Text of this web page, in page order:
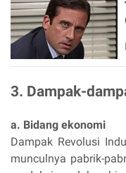
3. Dampak-
a. Bidang ekonomi
Dampak Revolusi
munculnya pabrik-